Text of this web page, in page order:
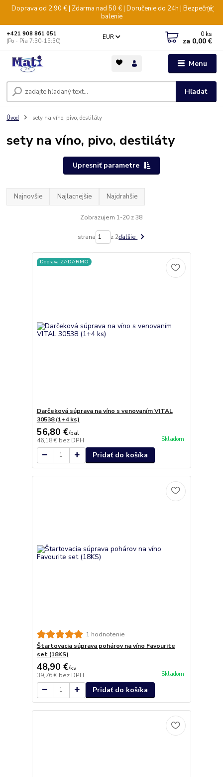
Doprava od 2,90 € | Zdarma nad 50 € | Doručenie do 24h | Bezpečné
balenie
Menu
EUR
Hľadať
+421 908 861 051
(Po - Pia 7:30-15:30)
0 ks
za 0,00 €
Úvod sety na víno, pivo, destiláty
sety na víno, pivo, destiláty
Upresniť parametre
Najnovšie Najlacnejšie Najdrahšie
Zobrazujem 1-20 z 38
strana z 2ďalšie
Doprava ZADARMO
Darčeková súprava na víno s venovaním VITAL
30538 (1+4 ks)
56,80 €/bal
46,18 € bez DPH Skladom
Pridať do košíka
1 hodnotenie
Štartovacia súprava pohárov na víno Favourite
set (18KS)
48,90 €/ks
39,76 € bez DPH Skladom
Pridať do košíka